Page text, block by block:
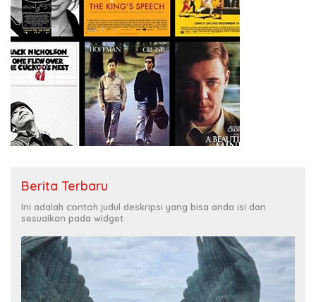
Berita Terbaru
Ini adalah contoh judul deskripsi yang bisa anda isi dan
sesuaikan pada widget